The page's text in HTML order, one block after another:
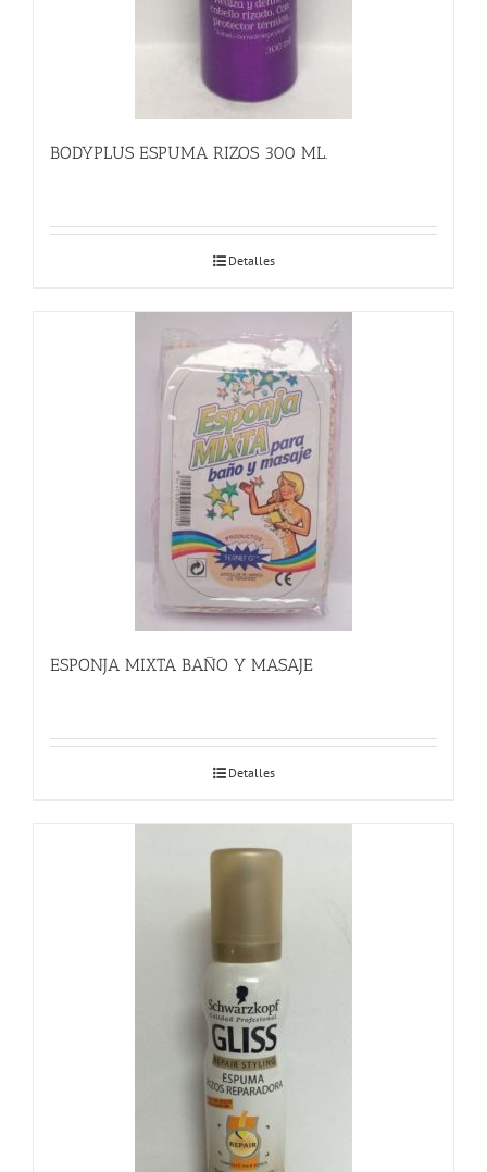
BODYPLUS ESPUMA RIZOS 300 ML.
Detalles
ESPONJA MIXTA BAÑO Y MASAJE
Detalles